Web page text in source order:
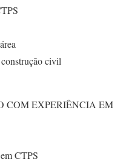
civil
EXPERIÊNCIA EM
CTPS